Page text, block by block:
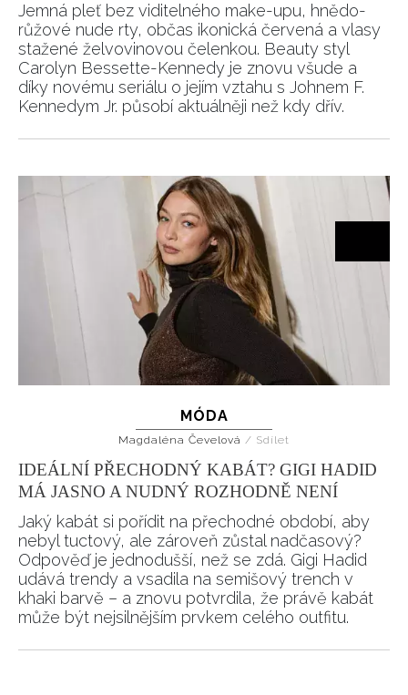
Jemná pleť bez viditelného make-upu, hnědo-
růžové nude rty, občas ikonická červená a vlasy
stažené želvovinovou čelenkou. Beauty styl
Carolyn Bessette-Kennedy je znovu všude a
díky novému seriálu o jejím vztahu s Johnem F.
Kennedym Jr. působí aktuálněji než kdy dřív.
MÓDA
Magdaléna Čevelová / Sdílet
IDEÁLNÍ PŘECHODNÝ KABÁT? GIGI HADID
MÁ JASNO A NUDNÝ ROZHODNĚ NENÍ
Jaký kabát si pořídit na přechodné období, aby
nebyl tuctový, ale zároveň zůstal nadčasový?
Odpověď je jednodušší, než se zdá. Gigi Hadid
udává trendy a vsadila na semišový trench v
khaki barvě – a znovu potvrdila, že právě kabát
může být nejsilnějším prvkem celého outfitu.